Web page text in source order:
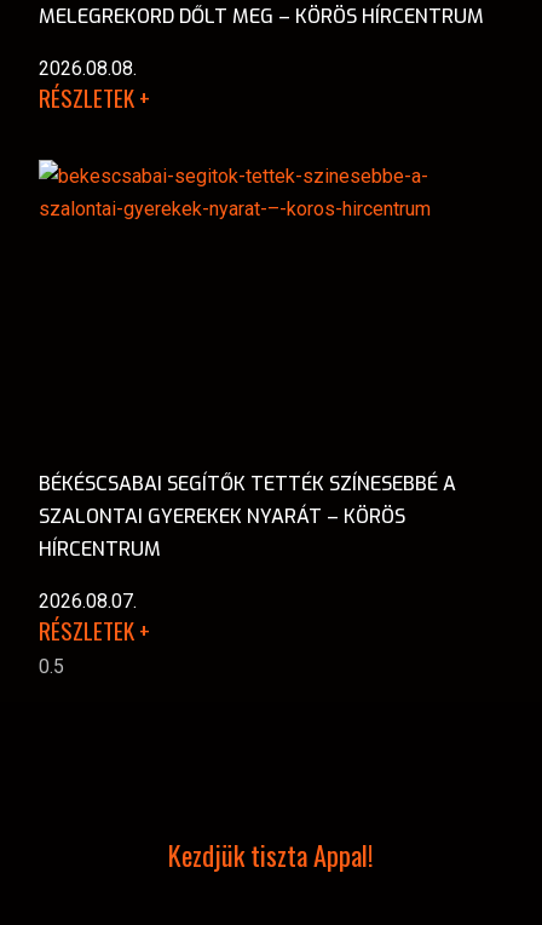
MELEGREKORD DŐLT MEG – KÖRÖS HÍRCENTRUM
2026.08.08.
RÉSZLETEK +
BÉKÉSCSABAI SEGÍTŐK TETTÉK SZÍNESEBBÉ A
SZALONTAI GYEREKEK NYARÁT – KÖRÖS
HÍRCENTRUM
2026.08.07.
RÉSZLETEK +
Kezdjük tiszta Appal!